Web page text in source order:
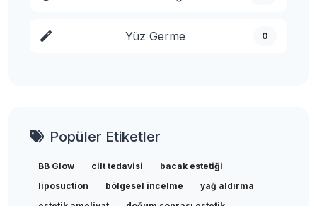
Yüz Germe 0
Popüler Etiketler
BB Glow cilt tedavisi
bacak estetiği
liposuction
bölgesel incelme
yağ aldırma